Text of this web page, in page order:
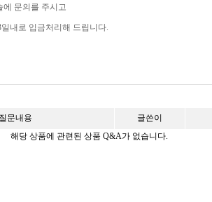
에 문의를 주시고
내로 입금처리해 드립니다.